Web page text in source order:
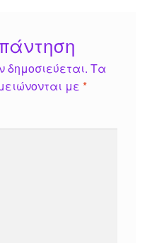
δημοσιεύεται. Τα
με *